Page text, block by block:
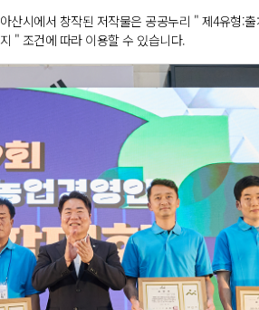
아산시에서 창작된 저작물은 공공누리 " 제4유형:
지 " 조건에 따라 이용할 수 있습니다.